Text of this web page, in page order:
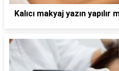
Kalıcı makyaj yazın yapılır